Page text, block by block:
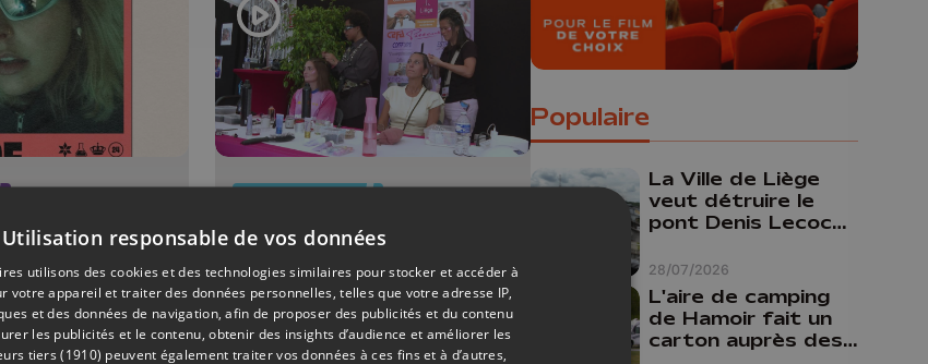
Labo
Les Ardentes :
20 ans de
musique... et de
style !
Populaire
28/07/2026
La Ville de Liège
veut détruire le
pont Denis Lecocq
budget pour le
faire
L'aire de camping
de Hamoir fait un
carton auprès des
Utilisation responsable de vos données
utilisons des cookies et des technologies similaires pour stocker et accéder à
votre appareil et traiter des données personnelles, telles que votre adresse IP,
et des données de navigation, afin de proposer des publicités et du contenu
les publicités et le contenu, obtenir des insights d’audience et améliorer les
tiers (1910) peuvent également traiter vos données à ces fins et à d’autres,